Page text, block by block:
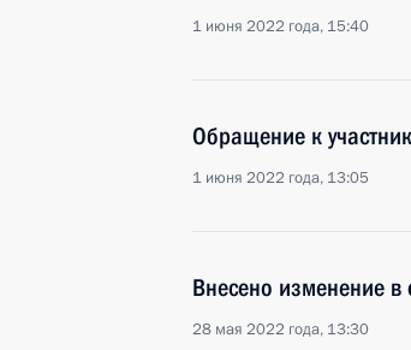
1 июня 2022 года, 15:40
Обращение к
1 июня 2022 года, 13:05
Внесено изменение
28 мая 2022 года, 13:30